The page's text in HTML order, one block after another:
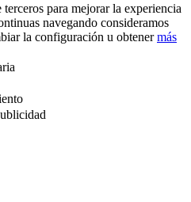
para mejorar la experiencia
navegando consideramos
la configuración u obtenermás